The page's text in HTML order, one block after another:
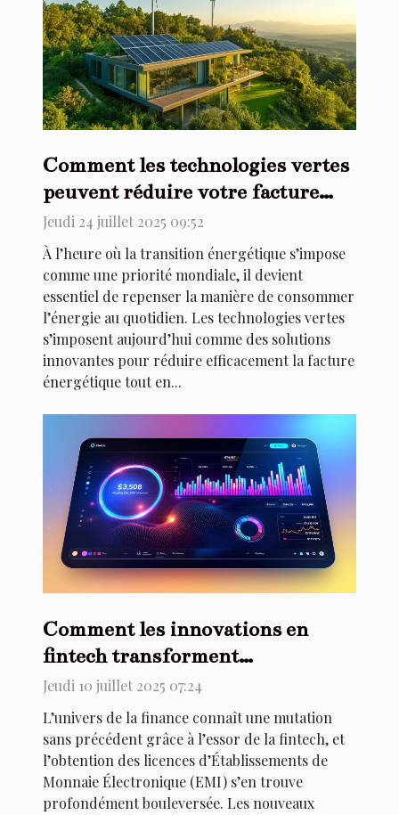
Comment les technologies vertes
peuvent réduire votre facture
énergétique ?
Jeudi 24 juillet 2025 09:52
À l’heure où la transition énergétique s’impose
comme une priorité mondiale, il devient
essentiel de repenser la manière de consommer
l’énergie au quotidien. Les technologies vertes
s’imposent aujourd’hui comme des solutions
innovantes pour réduire efficacement la facture
énergétique tout en...
Comment les innovations en
fintech transforment
l'acquisition de licences EMI ?
Jeudi 10 juillet 2025 07:24
L’univers de la finance connaît une mutation
sans précédent grâce à l’essor de la fintech, et
l’obtention des licences d’Établissements de
Monnaie Électronique (EMI) s’en trouve
profondément bouleversée. Les nouveaux